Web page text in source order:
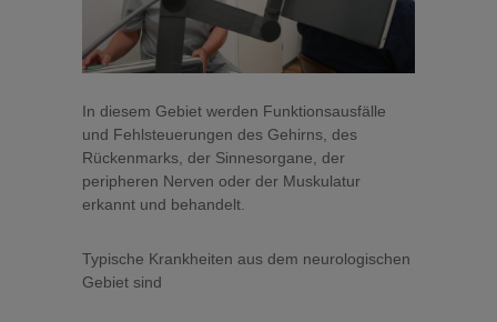
In diesem Gebiet werden Funktionsausfälle
und Fehlsteuerungen des Gehirns, des
Rückenmarks, der Sinnesorgane, der
peripheren Nerven oder der Muskulatur
erkannt und behandelt.
Typische Krankheiten aus dem neurologischen
Gebiet sind